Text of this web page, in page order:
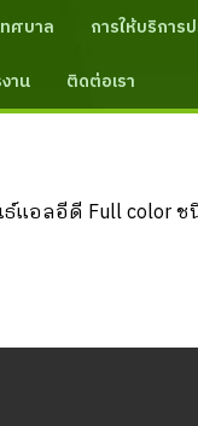
ศบาล
การให้บริการ
าน ติดต่อเรา
อลอีดี Full color ช